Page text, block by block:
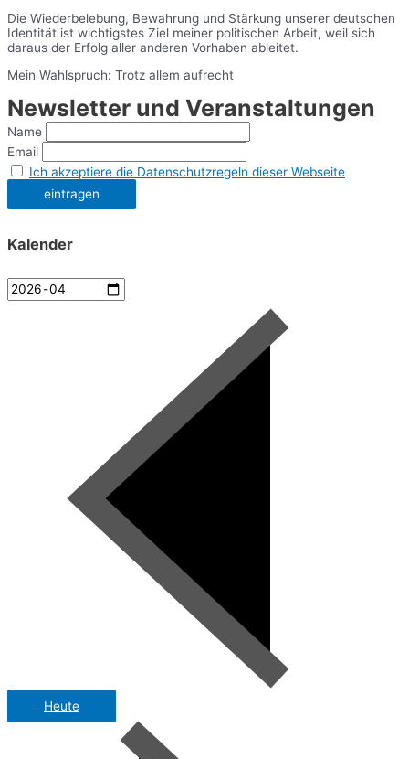
Die Wiederbelebung, Bewahrung und Stärkung unserer deutschen
Identität ist wichtigstes Ziel meiner politischen Arbeit, weil sich
daraus der Erfolg aller anderen Vorhaben ableitet.
Mein Wahlspruch: Trotz allem aufrecht
Newsletter und Veranstaltungen
Name
Email
Ich akzeptiere die Datenschutzregeln dieser Webseite
Kalender
Heute